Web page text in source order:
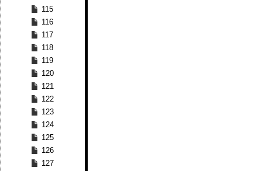
115
116
117
118
119
120
121
122
123
124
125
126
127